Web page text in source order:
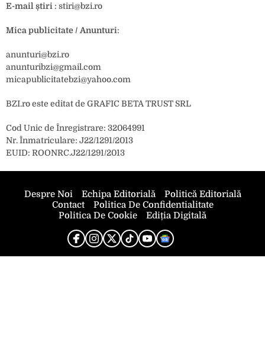
E-mail știri : stiri@bzi.ro
Mica publicitate / Anunturi:
anunturi@bzi.ro
anunturibzi@gmail.com
micapublicitatebzi@yahoo.com
BZI.ro este editat de GRAFIC BETA TRUST SRL
Cod Unic de Înregistrare: 32064991
Nr. Înmatriculare: J22/1291/2013
EUID: ROONRC.J22/1291/2013
Despre Noi Echipa Editorială
Politică Editorială
Contact
Politica De Confidentialitate
Politica De Cookie
Ediția Digitală